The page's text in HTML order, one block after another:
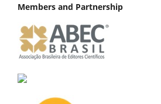
Members and Partnership